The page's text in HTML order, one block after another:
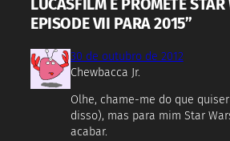
LUCASFILM E PROMETE
EPISODE VII PARA 2015”
30 de outubro de 2012
Chewbacca Jr.
Olhe, chame-me do que
disso), mas para mim Star
acabar.